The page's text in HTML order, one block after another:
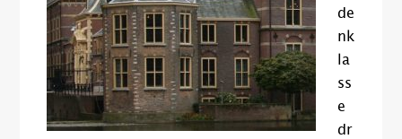
de
nk
la
ss
e
dr